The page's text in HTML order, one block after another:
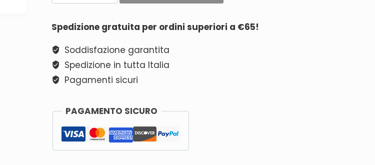
Spedizione gratuita per ordini superiori a €65!
Soddisfazione garantita
Spedizione in tutta Italia
Pagamenti sicuri
PAGAMENTO SICURO